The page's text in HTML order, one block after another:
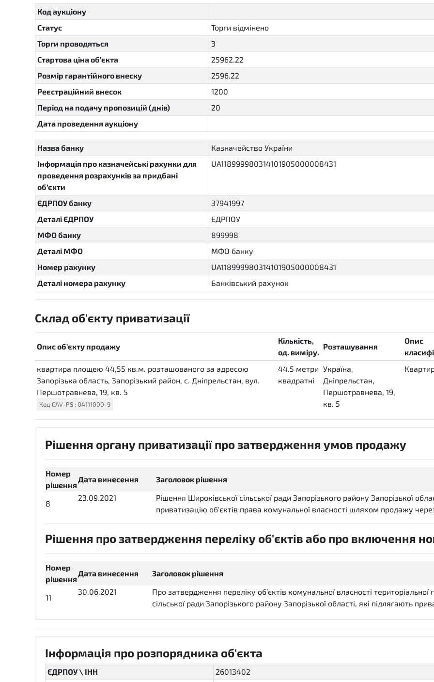
Код аукціону
Статус
Торги відмінено
Торги проводяться
3
Стартова ціна об'єкта
25962.22
Розмір гарантійного внеску
2596.22
Реєстраційний внесок
1200
Період на подачу пропозицій (днів)
20
Дата проведення аукціону
Назва банку
Казначейство України
Інформація про казначейські рахунки для
проведення розрахунків за придбані
об’єкти
UA118999980314101905000008431
ЄДРПОУ банку
37941997
Деталі ЄДРПОУ
ЕДРПОУ
МФО банку
899998
Деталі МФО
МФО банку
Номер рахунку
UA118999980314101905000008431
Деталі номера рахунку
Банківський рахунок
Склад об'єкту приватизації
Опис об'єкту продажу
Кількість,
од. виміру.
Розташування
Опис
квартира площею 44,55 кв.м. розташованого за адресою
Запорізька область, Запорізький район, с. Дніпрельстан, вул.
Першотравнева, 19, кв. 5
Код CAV-PS : 04111000-9
44.5 метри
квадратні
Україна,
Дніпрельстан,
Першотравнева, 19,
кв. 5
Рішення органу приватизації про затвердження умов продажу
Номер
рішення
Дата винесення Заголовок рішення
8
23.09.2021
Рішення Широківської сільської ради Запорізького району Запорізької
приватизацію об'єктів права комунальної власності шляхом продажу
Рішення про затвердження переліку об'єктів або про включення
Номер
рішення
Дата винесення Заголовок рішення
11
30.06.2021
Про затвердження переліку об’єктів комунальної власності
сільської ради Запорізького району Запорізької області, які підлягають
Інформація про розпорядника об'єкта
ЄДРПОУ \ ІНН 26013402